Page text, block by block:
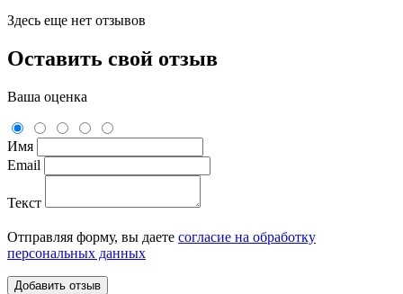
Здесь еще нет отзывов
Оставить свой отзыв
Ваша оценка
Имя
Email
Текст
Отправляя форму, вы даете согласие на обработку
персональных данных